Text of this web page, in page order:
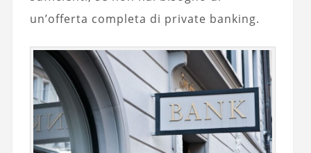
un’offerta completa di private banking.